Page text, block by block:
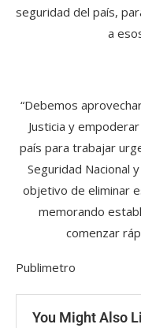
seguridad del país,
a
“Debemos
Justicia y
país para trabajar
Seguridad Nacional
objetivo de eliminar
memorando
comenzar
Publimetro
You Might Also